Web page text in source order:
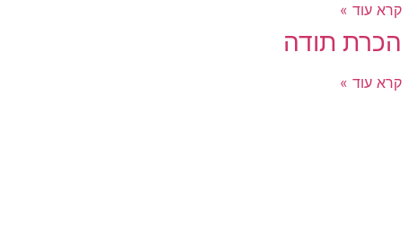
קרא עוד »
הכרת תודה
קרא עוד »